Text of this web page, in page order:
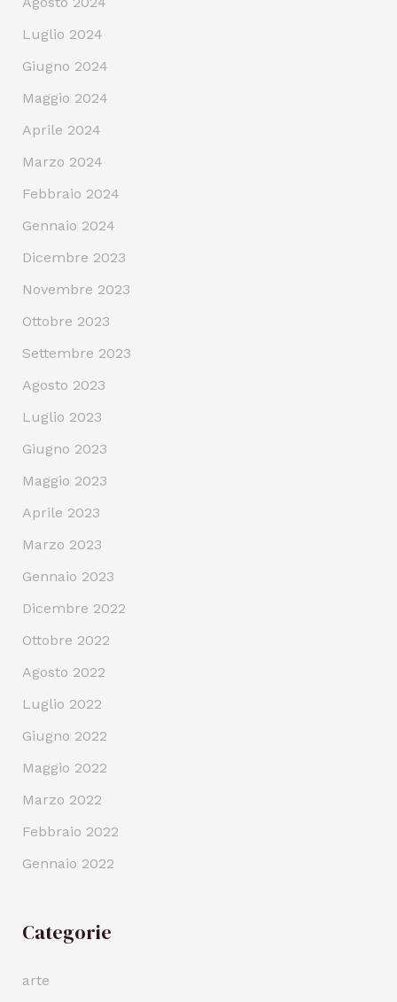
Luglio 2024
Giugno 2024
Maggio 2024
Aprile 2024
Marzo 2024
Febbraio 2024
Gennaio 2024
Dicembre 2023
Novembre 2023
Ottobre 2023
Settembre 2023
Agosto 2023
Luglio 2023
Giugno 2023
Maggio 2023
Aprile 2023
Marzo 2023
Gennaio 2023
Dicembre 2022
Ottobre 2022
Agosto 2022
Luglio 2022
Giugno 2022
Maggio 2022
Marzo 2022
Febbraio 2022
Gennaio 2022
Categorie
arte